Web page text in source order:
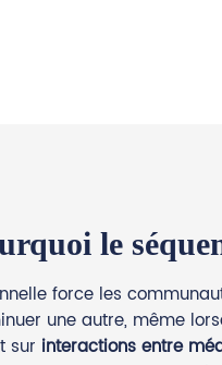
le
force les
une autre, même
sur interactions entre